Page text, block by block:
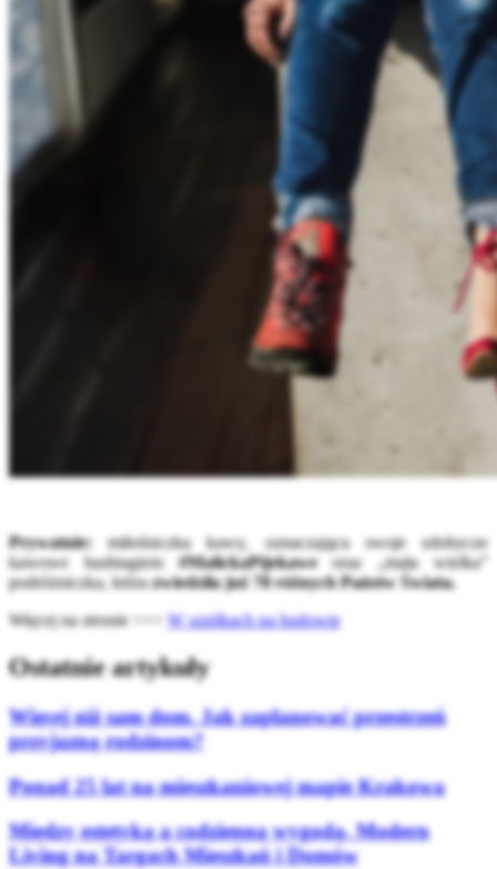
Prywatnie: miłośniczka kawy, oznaczająca swoje zdobycze
kawowe hashtagiem#MalickaPijekaweoraz „mała wielka”
podróżniczka, którazwiedziła już 78 różnych Państw Świata.
Więcej na stronie >>>
W szpilkach na budowie
Ostatnie artykuły
Więcej niż sam dom. Jak zaplanować przestrzeń
przyjazną rodzinom?
Ponad 25 lat na mieszkaniowej mapie Krakowa
Między estetyką a codzienną wygodą. Modern
Living na Targach Mieszkań i Domów